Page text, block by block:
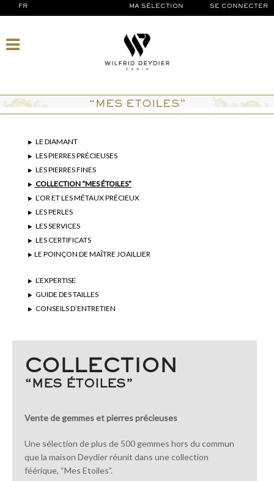
FR MA SÉLECTION SE CONNECTER
“MES ETOILES”
LE DIAMANT
LES PIERRES PRÉCIEUSES
LES PIERRES FINES
COLLECTION “MES ÉTOILES”
L’OR ET LES MÉTAUX PRÉCIEUX
LES PERLES
LES SERVICES
LES CERTIFICATS
LE POINÇON DE MAÎTRE JOAILLIER
L’EXPERTISE
GUIDE DES TAILLES
CONSEILS D’ENTRETIEN
COLLECTION
“MES ÉTOILES”
Vente de gemmes et pierres précieuses
Une sélection de plus de 500 gemmes hors du commun
que la maison Deydier réunit dans une collection
féérique, “Mes Etoiles”.